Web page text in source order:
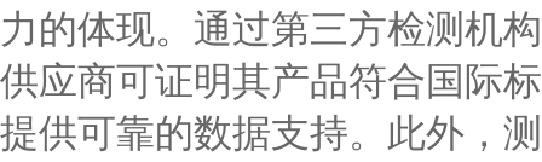
力的体现。通过第三方检测机
供应商可证明其产品符合国际
提供可靠的数据支持。此外，